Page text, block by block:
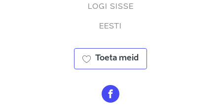
LOGI SISSE
EESTI
Toeta meid